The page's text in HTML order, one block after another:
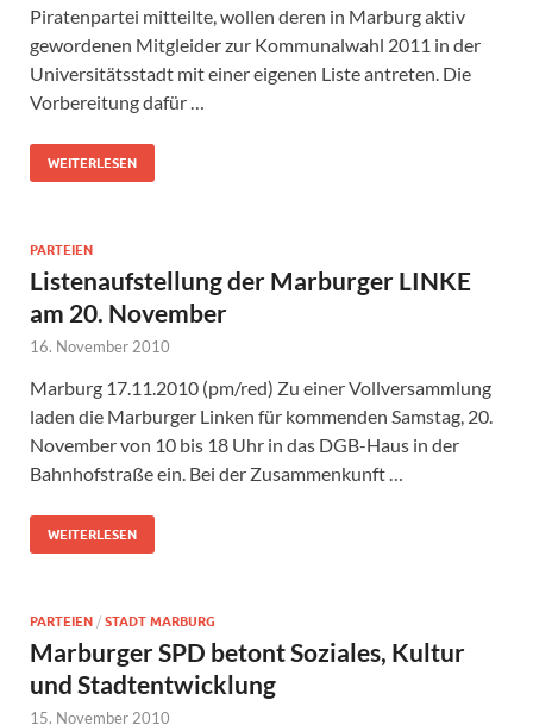
Piratenpartei mitteilte, wollen deren in Marburg aktiv
gewordenen Mitgleider zur Kommunalwahl 2011 in der
Universitätsstadt mit einer eigenen Liste antreten. Die
Vorbereitung dafür …
WEITERLESEN
PARTEIEN
Listenaufstellung der Marburger LINKE
am 20. November
16. November 2010
Marburg 17.11.2010 (pm/red) Zu einer Vollversammlung
laden die Marburger Linken für kommenden Samstag, 20.
November von 10 bis 18 Uhr in das DGB-Haus in der
Bahnhofstraße ein. Bei der Zusammenkunft …
WEITERLESEN
PARTEIEN / STADT MARBURG
Marburger SPD betont Soziales, Kultur
und Stadtentwicklung
15. November 2010